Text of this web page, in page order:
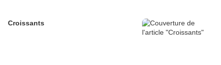
Croissants